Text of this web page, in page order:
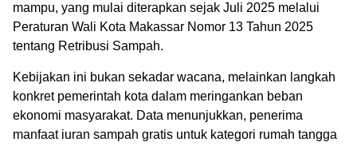
mampu, yang mulai diterapkan sejak Juli 2025 melalui
Peraturan Wali Kota Makassar Nomor 13 Tahun 2025
tentang Retribusi Sampah.
Kebijakan ini bukan sekadar wacana, melainkan langkah
konkret pemerintah kota dalam meringankan beban
ekonomi masyarakat. Data menunjukkan, penerima
manfaat iuran sampah gratis untuk kategori rumah tangga